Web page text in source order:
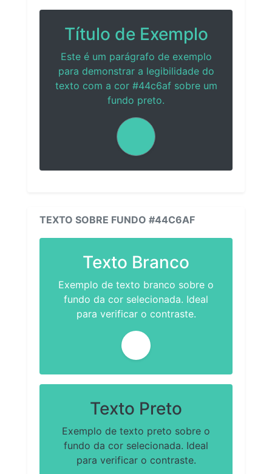
Título de Exemplo
Este é um parágrafo de exemplo
para demonstrar a legibilidade do
texto com a cor #44c6af sobre um
fundo preto.
TEXTO SOBRE FUNDO #44C6AF
Texto Branco
Exemplo de texto branco sobre o
fundo da cor selecionada. Ideal
para verificar o contraste.
Texto Preto
Exemplo de texto preto sobre o
fundo da cor selecionada. Ideal
para verificar o contraste.